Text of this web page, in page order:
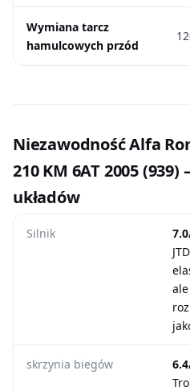
Wymiana tarcz
hamulcowych przód
Niezawodność Alfa
210 KM 6AT 2005
układów
Silnik
skrzynia biegów